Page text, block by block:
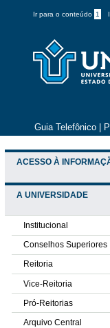
Ir para o conteúdo 1
Guia Telefônico
ACESSO À
A UNIVERSIDADE
Institucional
Conselhos Superiores
Reitoria
Vice-Reitoria
Pró-Reitorias
Arquivo Central